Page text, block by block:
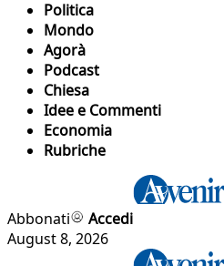
Politica
Mondo
Agorà
Podcast
Chiesa
Idee e Commenti
Economia
Rubriche
Abbonati
Accedi
August 8, 2026